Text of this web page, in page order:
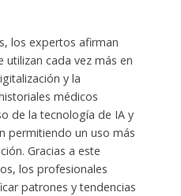
los expertos afirman
utilizan cada vez más en
y la
médicos
de la tecnología de IA y
permitiendo un uso más
Gracias a este
los profesionales
patrones y tendencias